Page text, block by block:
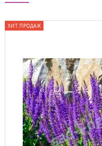
ХИТ ПРОДАЖ